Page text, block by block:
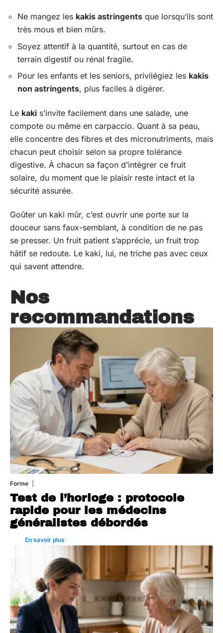
Ne mangez les kakis astringents que lorsqu’ils sont
très mous et bien mûrs.
Soyez attentif à la quantité, surtout en cas de
terrain digestif ou rénal fragile.
Pour les enfants et les seniors, privilégiez les kakis
non astringents, plus faciles à digérer.
Le kaki s’invite facilement dans une salade, une
compote ou même en carpaccio. Quant à sa peau,
elle concentre des fibres et des micronutriments, mais
chacun peut choisir selon sa propre tolérance
digestive. À chacun sa façon d’intégrer ce fruit
solaire, du moment que le plaisir reste intact et la
sécurité assurée.
Goûter un kaki mûr, c’est ouvrir une porte sur la
douceur sans faux-semblant, à condition de ne pas
se presser. Un fruit patient s’apprécie, un fruit trop
hâtif se redoute. Le kaki, lui, ne triche pas avec ceux
qui savent attendre.
Nos
recommandations
Forme
Test de l’horloge : protocole
rapide pour les médecins
généralistes débordés
En savoir plus